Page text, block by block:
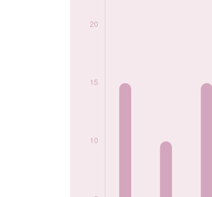
par année
2023